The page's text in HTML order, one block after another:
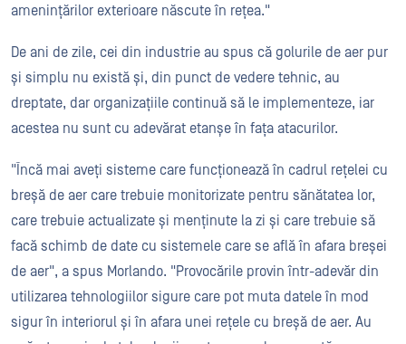
amenințărilor exterioare născute în rețea."
De ani de zile, cei din industrie au spus că golurile de aer pur
și simplu nu există și, din punct de vedere tehnic, au
dreptate, dar organizațiile continuă să le implementeze, iar
acestea nu sunt cu adevărat etanșe în fața atacurilor.
"Încă mai aveți sisteme care funcționează în cadrul rețelei cu
breșă de aer care trebuie monitorizate pentru sănătatea lor,
care trebuie actualizate și menținute la zi și care trebuie să
facă schimb de date cu sistemele care se află în afara breșei
de aer", a spus Morlando. "Provocările provin într-adevăr din
utilizarea tehnologiilor sigure care pot muta datele în mod
sigur în interiorul și în afara unei rețele cu breșă de aer. Au